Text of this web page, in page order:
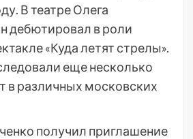
В театре Олега
дебютировал в роли
«Куда летят стрелы».
еще несколько
в различных московских
получил приглашение